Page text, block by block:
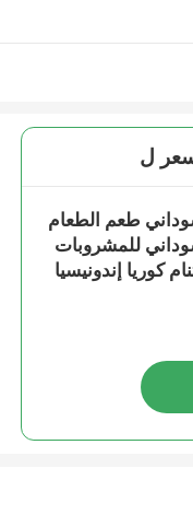
ل
طعم الطعام
للمشروبات
كوريا إندونيسيا